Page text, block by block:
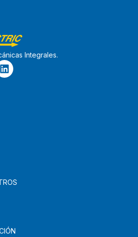
Integrales.